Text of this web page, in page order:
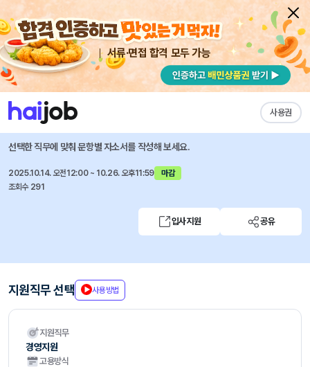
서류·면접 합격 모두 가능
사용권
채용공고 자소서 자유항목 자소서 내 작성목록
LS증권 즐겨찾기
경력직 수시채용(경영지원 부문)
선택한 직무에 맞춰 문항별 자소서를 작성해 보세요.
2025.10.14. 오전12:00 ~ 10.26. 오후11:59
마감
조회수 291
입사지원 공유
지원직무 선택 사용방법
지원직무
경영지원
고용방식